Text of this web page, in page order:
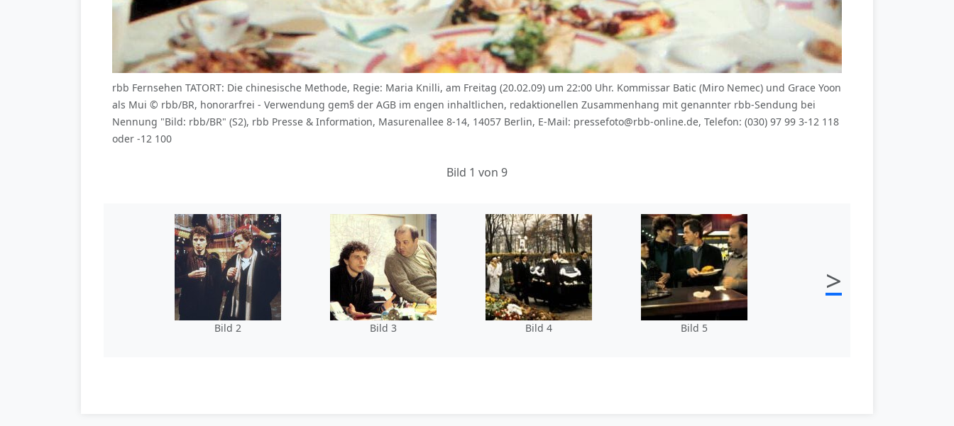
rbb Fernsehen TATORT: Die chinesische Methode, Regie: Maria Knilli, am Freitag (20.02.09) um 22:00 Uhr. Kommissar Batic (Miro Nemec) und Grace Yoon
als Mui © rbb/BR, honorarfrei - Verwendung gem§ der AGB im engen inhaltlichen, redaktionellen Zusammenhang mit genannter rbb-Sendung bei
Nennung "Bild: rbb/BR" (S2), rbb Presse & Information, Masurenallee 8-14, 14057 Berlin, E-Mail: pressefoto@rbb-online.de, Telefon: (030) 97 99 3-12 118
oder -12 100
Bild 1 von 9
Bild 2 Bild 3 Bild 4 Bild 5
>